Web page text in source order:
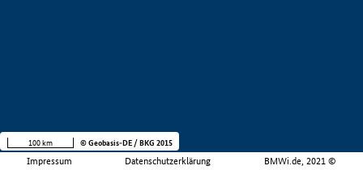
Impressum Datenschutzerklärung BMWi.de, 2021 ©
100 km © Geobasis-DE / BKG 2015